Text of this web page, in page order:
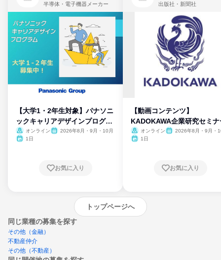
半導体・電子機器メーカー
【大学1・2年生対象】パナソニ
ックキャリアデザインプログラ
ム
オンライン
2026年8月・9月・10月
1日
お気に入り
出版社・新聞社
【動画コンテンツ】
KADOKAWA企業研究セミナ
オンライン
2026年8月・9月・
1日
お気に入り
トップページへ
同じ業種の募集を探す
その他（金融）
不動産仲介
その他（不動産）